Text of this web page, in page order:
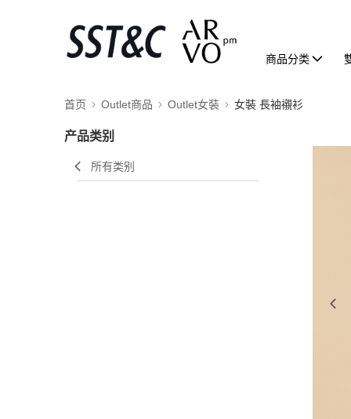
商品分类
首页 Outlet商品 Outlet女裝 女裝 長袖襯衫
产品类别
所有类别